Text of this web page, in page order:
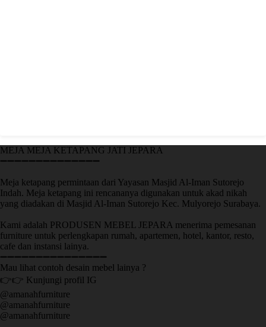
MEJA MEJA KETAPANG JATI JEPARA
➖➖➖➖➖➖➖➖➖➖➖➖➖➖
Meja ketapang permintaan dari Yayasan Masjid Al-Iman Sutorejo
Indah. Meja ketapang ini rencananya digunakan untuk akad nikah
yang diadakan di Masjid Al-Iman Sutorejo Kec. Mulyorejo Surabaya.
Kami adalah PRODUSEN MEBEL JEPARA menerima pemesanan
furniture untuk perlengkapan rumah, apartemen, hotel, kantor, resto,
cafe dan instansi lainya.
➖➖➖➖➖➖➖➖➖➖➖➖➖➖➖
Mau lihat contoh desain mebel lainya ?
👉👉 Kunjungi profil IG
@amanahfurniture
@amanahfurniture
@amanahfurniture